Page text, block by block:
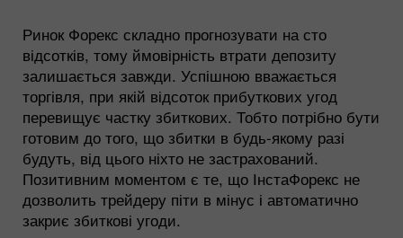
Ринок Форекс складно прогнозувати на сто
відсотків, тому ймовірність втрати депозиту
залишається завжди. Успішною вважається
торгівля, при якій відсоток прибуткових угод
перевищує частку збиткових. Тобто потрібно бути
готовим до того, що збитки в будь-якому разі
будуть, від цього ніхто не застрахований.
Позитивним моментом є те, що ІнстаФорекс не
дозволить трейдеру піти в мінус і автоматично
закриє збиткові угоди.